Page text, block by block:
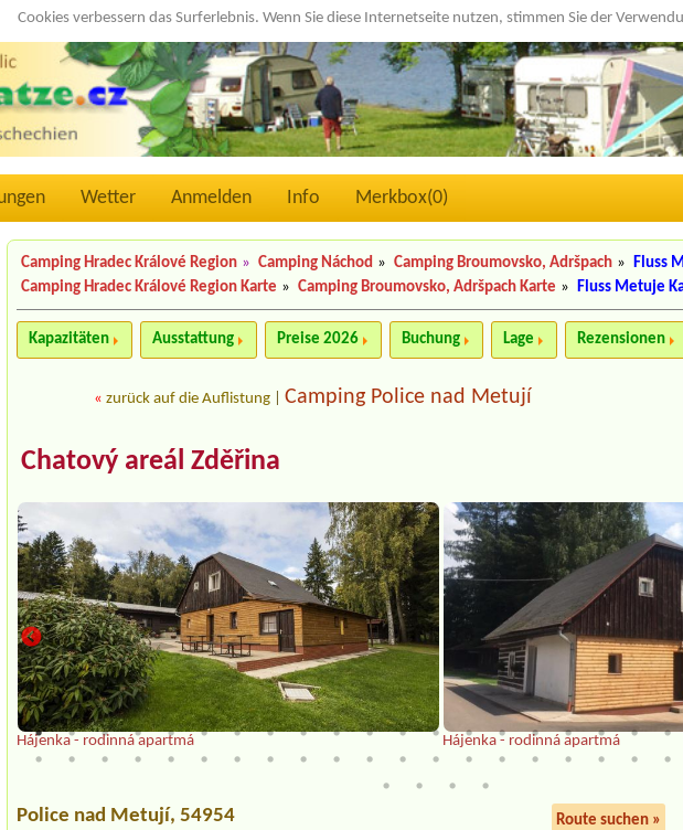
Cookies verbessern das Surferlebnis. Wenn Sie diese Internetseite nutzen, stimmen Sie der
Wetter Anmelden Info Merkbox(0)
Camping Hradec Králové Region » Camping Náchod » Camping Broumovsko, Adršpach » Fluss
Camping Hradec Králové Region Karte » Camping Broumovsko, Adršpach Karte » Fluss Metuje
Kapazitäten Ausstattung Preise 2026 Buchung Lage Rezensionen
«zurück auf die Auflistung |Camping Police nad Metují
Chatový areál Zděřina
Hájenka - rodinná apartmá Hájenka - rodinná apartmá
Police nad Metují, 54954 Route suchen »